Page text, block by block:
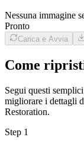
Nessuna immagine
Pronto
Carica e Avvia
Come
Segui questi
migliorare i dettagli
Restoration.
Step 1